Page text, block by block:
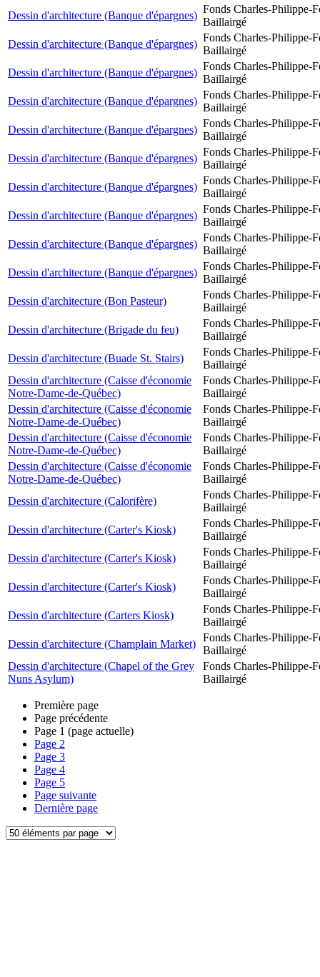
Dessin d'architecture (Banque d'épargnes)
Fonds Charles-Philippe-
Baillairgé
Dessin d'architecture (Banque d'épargnes)
Fonds Charles-Philippe-
Baillairgé
Dessin d'architecture (Banque d'épargnes)
Fonds Charles-Philippe-
Baillairgé
Dessin d'architecture (Banque d'épargnes)
Fonds Charles-Philippe-
Baillairgé
Dessin d'architecture (Banque d'épargnes)
Fonds Charles-Philippe-
Baillairgé
Dessin d'architecture (Banque d'épargnes)
Fonds Charles-Philippe-
Baillairgé
Dessin d'architecture (Banque d'épargnes)
Fonds Charles-Philippe-
Baillairgé
Dessin d'architecture (Banque d'épargnes)
Fonds Charles-Philippe-
Baillairgé
Dessin d'architecture (Banque d'épargnes)
Fonds Charles-Philippe-
Baillairgé
Dessin d'architecture (Banque d'épargnes)
Fonds Charles-Philippe-
Baillairgé
Dessin d'architecture (Bon Pasteur)
Fonds Charles-Philippe-
Baillairgé
Dessin d'architecture (Brigade du feu)
Fonds Charles-Philippe-
Baillairgé
Dessin d'architecture (Buade St. Stairs)
Fonds Charles-Philippe-
Baillairgé
Dessin d'architecture (Caisse d'économie
Notre-Dame-de-Québec)
Fonds Charles-Philippe-
Baillairgé
Dessin d'architecture (Caisse d'économie
Notre-Dame-de-Québec)
Fonds Charles-Philippe-
Baillairgé
Dessin d'architecture (Caisse d'économie
Notre-Dame-de-Québec)
Fonds Charles-Philippe-
Baillairgé
Dessin d'architecture (Caisse d'économie
Notre-Dame-de-Québec)
Fonds Charles-Philippe-
Baillairgé
Dessin d'architecture (Calorifère)
Fonds Charles-Philippe-
Baillairgé
Dessin d'architecture (Carter's Kiosk)
Fonds Charles-Philippe-
Baillairgé
Dessin d'architecture (Carter's Kiosk)
Fonds Charles-Philippe-
Baillairgé
Dessin d'architecture (Carter's Kiosk)
Fonds Charles-Philippe-
Baillairgé
Dessin d'architecture (Carters Kiosk)
Fonds Charles-Philippe-
Baillairgé
Dessin d'architecture (Champlain Market)
Fonds Charles-Philippe-
Baillairgé
Dessin d'architecture (Chapel of the Grey
Nuns Asylum)
Fonds Charles-Philippe-
Baillairgé
Première page
Page précédente
Page 1 (page actuelle)
Page 2
Page 3
Page 4
Page 5
Page suivante
Dernière page